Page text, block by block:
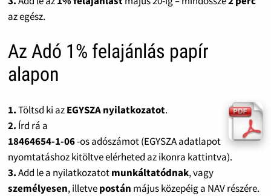
az egész.
Az Adó 1% felajánlás papír
alapon
1.Töltsd ki azEGYSZA nyilatkozatot.
2. Írd rá a
18464654-1-06-os adószámot (EGYSZA adatlapot
nyomtatáshoz kitöltve elérheted az ikonra kattintva).
3.Add le a nyilatkozatotmunkáltatódnak, vagy
személyesen, illetvepostán május közepéig a NAV részére.